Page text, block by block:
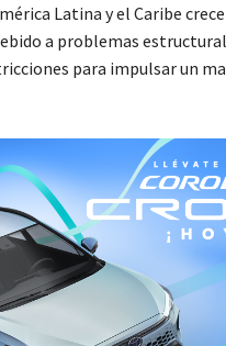
Latina y el Caribe
a problemas
para impulsar un